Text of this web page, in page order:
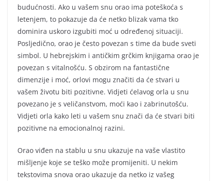
budućnosti. Ako u vašem snu orao ima poteškoća s
letenjem, to pokazuje da će netko blizak vama tko
dominira uskoro izgubiti moć u određenoj situaciji.
Posljedično, orao je često povezan s time da bude sveti
simbol. U hebrejskim i antičkim grčkim knjigama orao je
povezan s vitalnošću. S obzirom na fantastične
dimenzije i moć, orlovi mogu značiti da će stvari u
vašem životu biti pozitivne. Vidjeti ćelavog orla u snu
povezano je s veličanstvom, moći kao i zabrinutošću.
Vidjeti orla kako leti u vašem snu znači da će stvari biti
pozitivne na emocionalnoj razini.
Orao viđen na stablu u snu ukazuje na vaše vlastito
mišljenje koje se teško može promijeniti. U nekim
tekstovima snova orao ukazuje da netko iz vašeg